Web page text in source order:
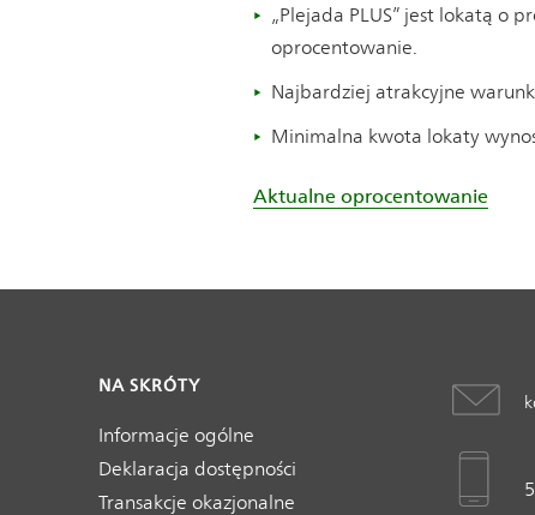
„Plejada PLUS” jest lokatą o
oprocentowanie.
Najbardziej atrakcyjne
Minimalna kwota lokaty
Aktualne oprocentowanie
NA SKRÓTY
Informacje ogólne
Deklaracja dostępności
Transakcje okazjonalne